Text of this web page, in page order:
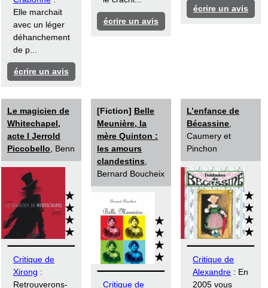
Elle marchait
avec un léger
déhanchement
de p...
écrire un avis
écrire un avis
écrire un avis
Le magicien de
Whitechapel,
acte I Jerrold
Piccobello , Benn
Critique de
Xirong :
Retrouverons-
[Fiction] Belle
Meunière, la
mère Quinton :
les amours
clandestins
Bernard Boucheix
Critique de
L’enfance de
Bécassine
Caumery et
Pinchon
Critique de
Alexandre : En
2005 vous